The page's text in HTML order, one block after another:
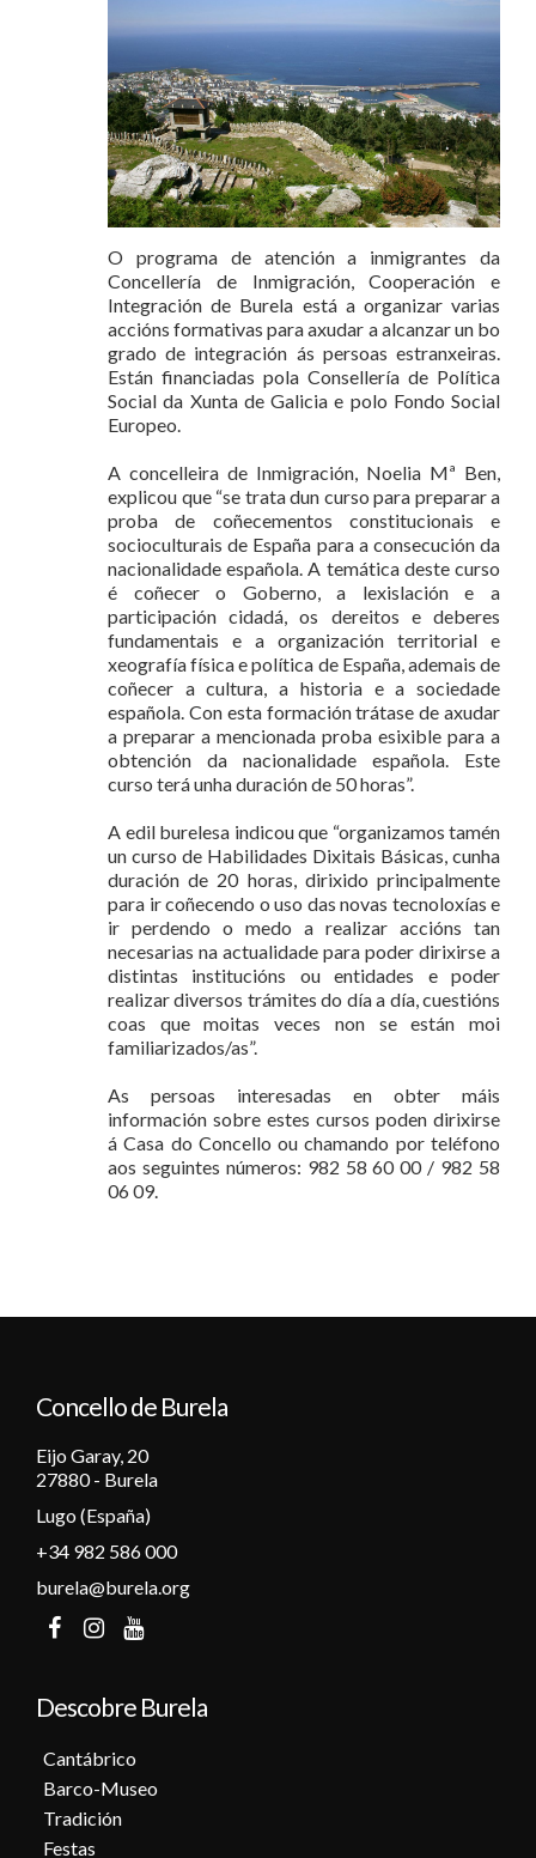
O programa de atención a inmigrantes da
Concellería de Inmigración, Cooperación e
Integración de Burela está a organizar varias
accións formativas para axudar a alcanzar un bo
grado de integración ás persoas estranxeiras.
Están financiadas pola Consellería de Política
Social da Xunta de Galicia e polo Fondo Social
Europeo.
A concelleira de Inmigración, Noelia Mª Ben,
explicou que “se trata dun curso para preparar a
proba de coñecementos constitucionais e
socioculturais de España para a consecución da
nacionalidade española. A temática deste curso
é coñecer o Goberno, a lexislación e a
participación cidadá, os dereitos e deberes
fundamentais e a organización territorial e
xeografía física e política de España, ademais de
coñecer a cultura, a historia e a sociedade
española. Con esta formación trátase de axudar
a preparar a mencionada proba esixible para a
obtención da nacionalidade española. Este
curso terá unha duración de 50 horas”.
A edil burelesa indicou que “organizamos tamén
un curso de Habilidades Dixitais Básicas, cunha
duración de 20 horas, dirixido principalmente
para ir coñecendo o uso das novas tecnoloxías e
ir perdendo o medo a realizar accións tan
necesarias na actualidade para poder dirixirse a
distintas institucións ou entidades e poder
realizar diversos trámites do día a día, cuestións
coas que moitas veces non se están moi
familiarizados/as”.
As persoas interesadas en obter máis
información sobre estes cursos poden dirixirse
á Casa do Concello ou chamando por teléfono
aos seguintes números: 982 58 60 00 / 982 58
06 09.
Concello de Burela
Eijo Garay, 20
27880 - Burela
Lugo (España)
+34 982 586 000
burela@burela.org
Descobre Burela
Cantábrico
Barco-Museo
Tradición
Festas